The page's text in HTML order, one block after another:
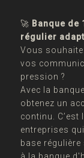
🚀 Banque de
régulier
Vous
vos
pression ?
Avec la
obtenez un
continu.
entreprises
base
à la banque